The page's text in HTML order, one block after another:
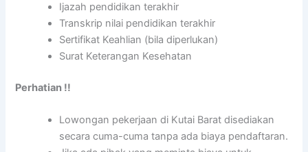
Ijazah pendidikan terakhir
Transkrip nilai pendidikan terakhir
Sertifikat Keahlian (bila diperlukan)
Surat Keterangan Kesehatan
Perhatian !!
Lowongan pekerjaan di Kutai Barat disediakan
secara cuma-cuma tanpa ada biaya pendaftaran.